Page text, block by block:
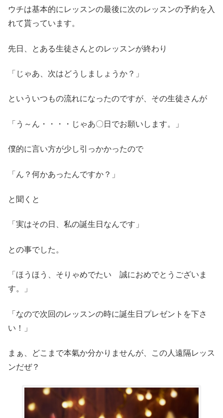
ウチは基本的にレッスンの最後に次のレッスンの予約を入
れて貰っています。
先日、とある生徒さんとのレッスンが終わり
「じゃあ、次はどうしましょうか？」
といういつもの流れになったのですが、その生徒さんが
「う～ん・・・・じゃあ〇日でお願いします。」
僕的に言い方が少し引っかかったので
「ん？何かあったんですか？」
と聞くと
「実はその日、私の誕生日なんです」
との事でした。
「ほうほう、そりゃめでたい 誠におめでとうございま
す。」
「なので次回のレッスンの時に誕生日プレゼントを下さ
い！」
まぁ、どこまで本氣か分かりませんが、この人遠隔レッス
ンだぜ？